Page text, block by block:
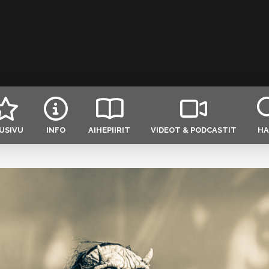
INFO AIHEPIIRIT VIDEOT & PODCASTIT